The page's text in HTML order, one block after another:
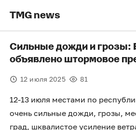
TMG news
Сильные дожди и грозы:
объявлено штормовое
12 июля 2025 81
12-13 июля местами по
очень сильные дожди, грозы,
град, шквалистое усиление